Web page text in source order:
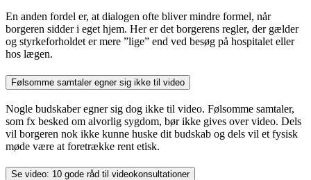
En anden fordel er, at dialogen ofte bliver mindre formel, når
borgeren sidder i eget hjem. Her er det borgerens regler, der gælder
og styrkeforholdet er mere ”lige” end ved besøg på hospitalet eller
hos lægen.
Følsomme samtaler egner sig ikke til video
Nogle budskaber egner sig dog ikke til video. Følsomme samtaler,
som fx besked om alvorlig sygdom, bør ikke gives over video. Dels
vil borgeren nok ikke kunne huske dit budskab og dels vil et fysisk
møde være at foretrække rent etisk.
Se video: 10 gode råd til videokonsultationer